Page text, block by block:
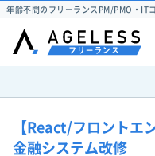
年齢不問のフリーランスPM/PMO・IT
【React/フロントエ
金融システム改修